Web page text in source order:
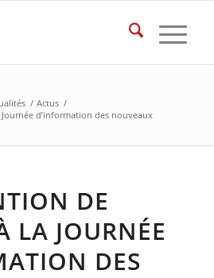
/ Actus /
d’information des nouveaux
DE
LA JOURNÉE
DES